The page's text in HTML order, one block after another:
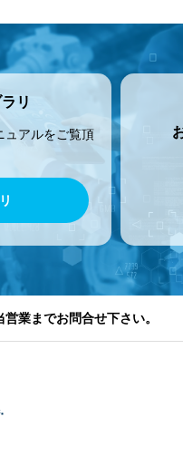
リ
ュアルをご覧頂
業までお問合せ下さい。